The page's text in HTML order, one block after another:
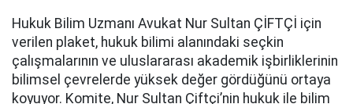
Hukuk Bilim Uzmanı Avukat Nur Sultan ÇİFTÇİ için
verilen plaket, hukuk bilimi alanındaki seçkin
çalışmalarının ve uluslararası akademik işbirliklerinin
bilimsel çevrelerde yüksek değer gördüğünü ortaya
koyuyor. Komite, Nur Sultan Çiftçi’nin hukuk ile bilim